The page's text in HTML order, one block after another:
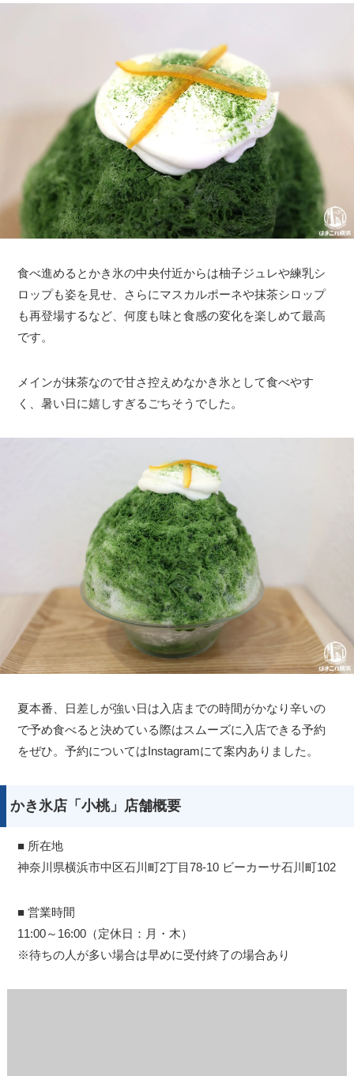
食べ進めるとかき氷の中央付近からは柚子ジュレや練乳シ
ロップも姿を見せ、さらにマスカルポーネや抹茶シロップ
も再登場するなど、何度も味と食感の変化を楽しめて最高
です。
メインが抹茶なので甘さ控えめなかき氷として食べやす
く、暑い日に嬉しすぎるごちそうでした。
夏本番、日差しが強い日は入店までの時間がかなり辛いの
で予め食べると決めている際はスムーズに入店できる予約
をぜひ。予約についてはInstagramにて案内ありました。
かき氷店「小桃」店舗概要
■ 所在地
神奈川県横浜市中区石川町2丁目78-10 ビーカーサ石川町102
■ 営業時間
11:00～16:00（定休日：月・木）
※待ちの人が多い場合は早めに受付終了の場合あり